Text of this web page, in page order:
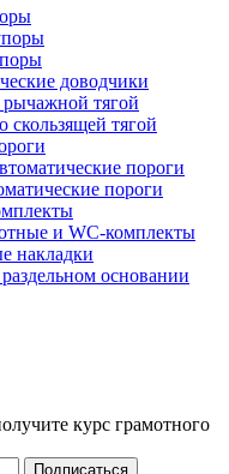
доводчики
тягой
скользящей тягой
пороги
пороги
и WC-комплекты
накладки
основании
курс грамотного